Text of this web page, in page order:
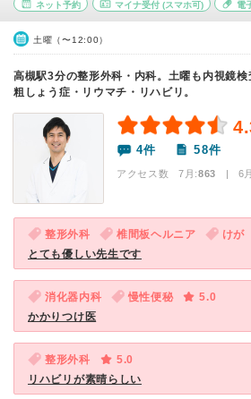
ネット予約 マイナ受付(スマホ可) 電
土曜（〜12:00）
高槻駅3分の整形外科・内科。土曜も内視鏡
粗しょう症・リウマチ・リハビリ。
4件 58件
アクセス数 7月:863 | 6
整形外科 椎間板ヘルニア けが
とても優しい先生です
消化器内科 慢性便秘
5.0
かかりつけ医
整形外科
5.0
リハビリが素晴らしい